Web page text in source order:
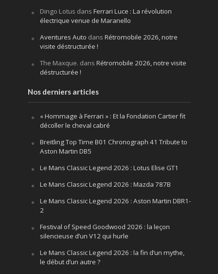
Dingo Lotus dans Ferrari Luce : La révolution
électrique venue de Maranello
Aventures Auto dans Rétromobile 2026, notre
visite déstructurée !
The Maxque. dans Rétromobile 2026, notre visite
déstructurée !
Nos derniers articles
« Hommage à Ferrari » : Et la Fondation Cartier fit
décoller le cheval cabré
Breitling Top Time B01 Chronograph 41 Tribute to
Aston Martin DB5
Le Mans Classic Legend 2026 : Lotus Elise GT1
Le Mans Classic Legend 2026 : Mazda 787B
Le Mans Classic Legend 2026 : Aston Martin DBR1-
2
Festival of Speed Goodwood 2026 : la leçon
silencieuse d’un V12 qui hurle
Le Mans Classic Legend 2026 : la fin d’un mythe,
le début d’un autre ?